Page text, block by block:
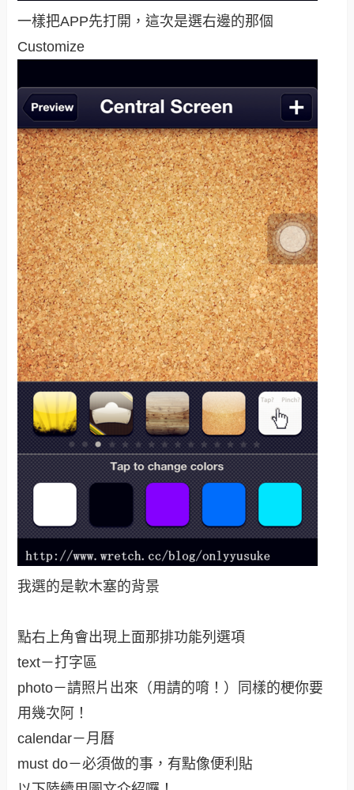
一樣把APP先打開，這次是選右邊的那個
Customize
我選的是軟木塞的背景